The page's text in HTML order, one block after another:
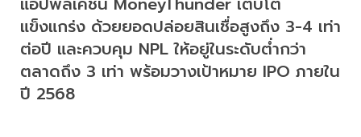
แข็งแกร่ง ด้วยยอดปล่อยสินเชื่อสูงถึง 3-4 เท่า
ต่อปี และควบคุม NPL ให้อยู่ในระดับต่ำกว่า
ตลาดถึง 3 เท่า พร้อมวางเป้าหมาย IPO ภายใน
ปี 2568